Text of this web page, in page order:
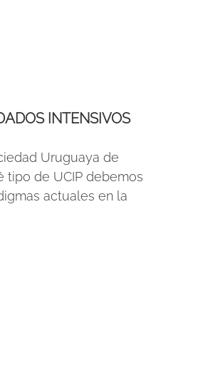
INTENSIVOS
Uruguaya de
tipo de UCIP debemos
actuales en la